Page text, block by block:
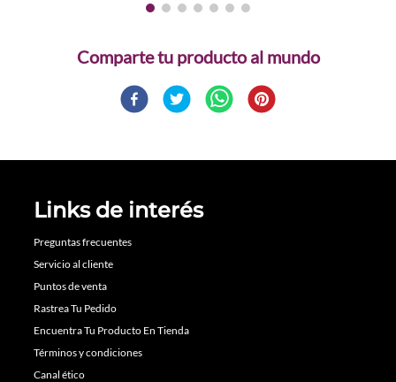
Comparte
Links de interés
Preguntas frecuentes
Servicio al cliente
Puntos de venta
Rastrea Tu Pedido
Encuentra Tu Producto En Tienda
Términos y condiciones
Canal ético